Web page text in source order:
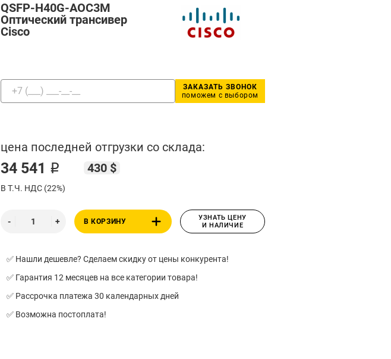
QSFP-H40G-AOC3M
Оптический трансивер
Cisco
ЗАКАЗАТЬ ЗВОНОК
поможем с выбором
цена последней отгрузки со склада:
34 541 ₽ 430 $
В Т.Ч. НДС (22%)
В КОРЗИНУ
УЗНАТЬ ЦЕНУ
И НАЛИЧИЕ
✅ Нашли дешевле? Сделаем скидку от цены конкурента!
✅ Гарантия 12 месяцев на все категории товара!
✅ Рассрочка платежа 30 календарных дней
✅ Возможна постоплата!